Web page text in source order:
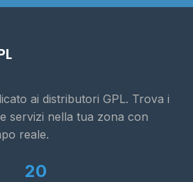
ai distributori GPL. Trova i
servizi nella tua zona con
reale.
20